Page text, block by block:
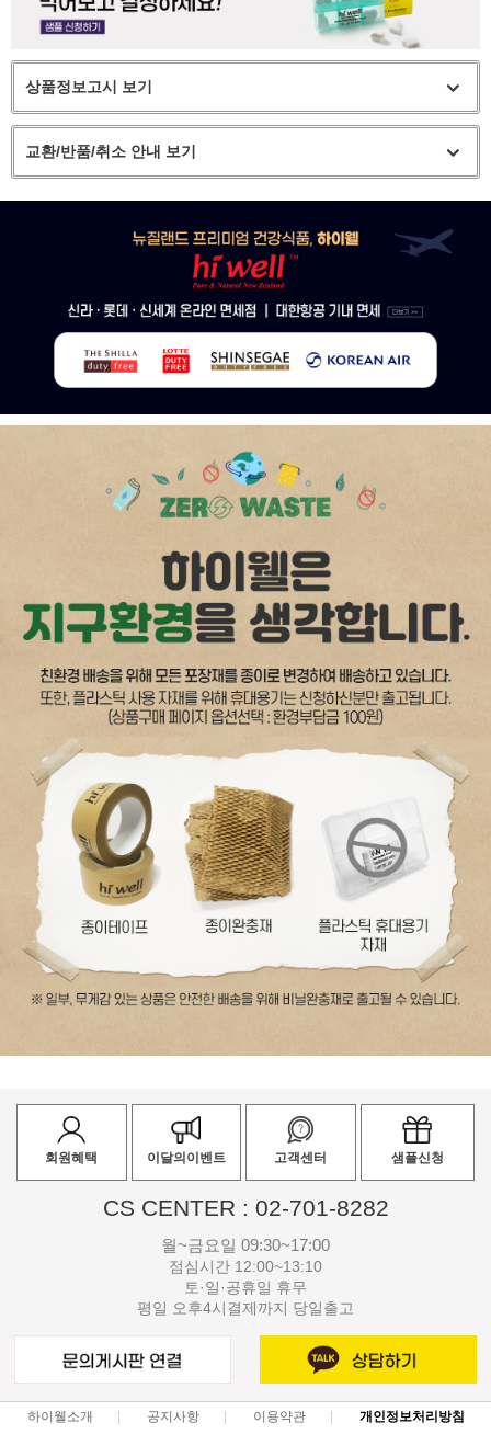
상품정보고시 보기
교환/반품/취소 안내 보기
회원혜택 이달의이벤트 고객센터 샘플신청
CS CENTER : 02-701-8282
월~금요일 09:30~17:00
점심시간 12:00~13:10
토·일·공휴일 휴무
평일 오후4시결제까지 당일출고
하이웰소개 공지사항 이용약관 개인정보처리방침